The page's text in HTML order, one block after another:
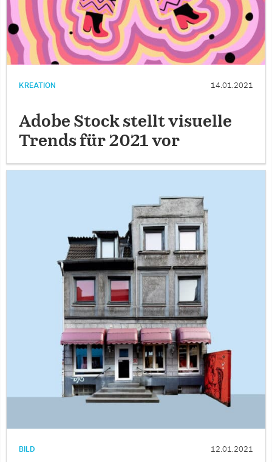
KREATION 14.01.2021
Adobe Stock stellt visuelle
Trends für 2021 vor
BILD 12.01.2021